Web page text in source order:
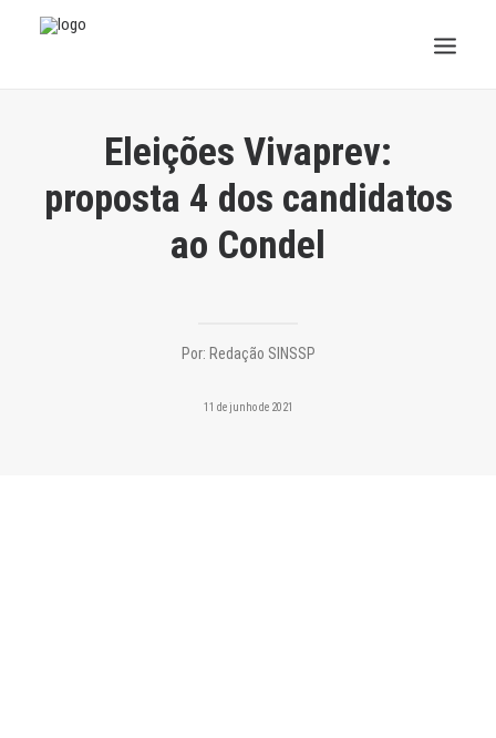
Eleições Vivaprev:
proposta 4 dos candidatos
ao Condel
Por: Redação SINSSP
11 de junho de 2021